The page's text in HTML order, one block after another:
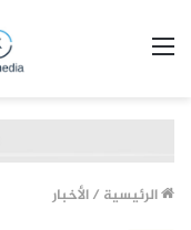
الرئيسية /الأخبار